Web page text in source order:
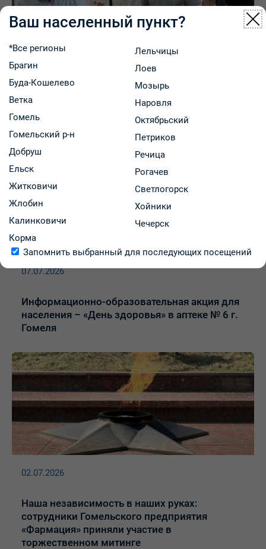
10.07.2026
Было познавательно, интересно и актуально!
07.07.2026
Информационно-образовательная акция для
населения – «День здоровья» в аптеке № 6 г.
Гомеля
02.07.2026
Наша независимость в наших руках:
сотрудники Гомельского предприятия
«Фармация» приняли участие в
торжественном митинге
Ваш населенный пункт?
*Все регионы
Брагин
Буда-Кошелево
Ветка
Гомель
Гомельский р-н
Добруш
Ельск
Житковичи
Жлобин
Калинковичи
Корма
Лельчицы
Лоев
Мозырь
Наровля
Октябрьский
Петриков
Речица
Рогачев
Светлогорск
Хойники
Чечерск
Запомнить выбранный для последующих посещений